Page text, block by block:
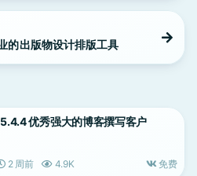
出版物设计排版工具
优秀强大的博客撰写客户
2 周前 4.9K 免费